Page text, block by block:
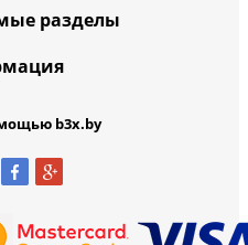
разделы
b3x.by